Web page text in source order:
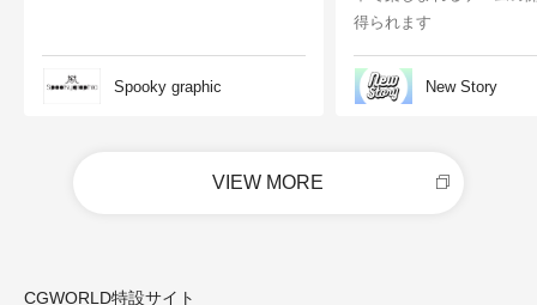
Spooky graphic
得られます
New Story
VIEW MORE
CGWORLD特設サイト